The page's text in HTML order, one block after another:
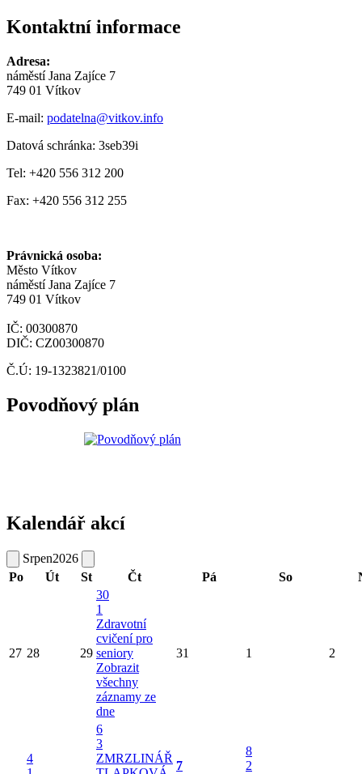
Kontaktní informace
Adresa:
náměstí Jana Zajíce 7
749 01 Vítkov
E-mail: podatelna@vitkov.info
Datová schránka: 3seb39i
Tel: +420 556 312 200
Fax: +420 556 312 255
Právnická osoba:
Město Vítkov
náměstí Jana Zajíce 7
749 01 Vítkov
IČ: 00300870
DIČ: CZ00300870
Č.Ú: 19-1323821/0100
Povodňový plán
Kalendář akcí
Srpen2026
Po
Út St Čt Pá So
27 28 29
30
1
Zdravotní
cvičení pro
seniory
Zobrazit
všechny
záznamy ze
dne
31 1 2
4
6
3
ZMRZLINÁŘ
7
8
2